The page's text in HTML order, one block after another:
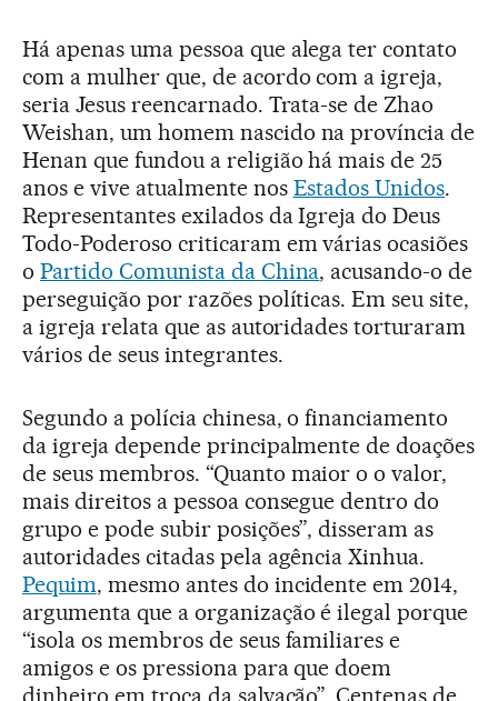
Há apenas uma pessoa que alega ter contato
com a mulher que, de acordo com a igreja,
seria Jesus reencarnado. Trata-se de Zhao
Weishan, um homem nascido na província de
Henan que fundou a religião há mais de 25
anos e vive atualmente nos Estados Unidos.
Representantes exilados da Igreja do Deus
Todo-Poderoso criticaram em várias ocasiões
o Partido Comunista da China, acusando-o de
perseguição por razões políticas. Em seu site,
a igreja relata que as autoridades torturaram
vários de seus integrantes.
Segundo a polícia chinesa, o financiamento
da igreja depende principalmente de doações
de seus membros. “Quanto maior o o valor,
mais direitos a pessoa consegue dentro do
grupo e pode subir posições”, disseram as
autoridades citadas pela agência Xinhua.
Pequim, mesmo antes do incidente em 2014,
argumenta que a organização é ilegal porque
“isola os membros de seus familiares e
amigos e os pressiona para que doem
dinheiro em troca da salvação”. Centenas de